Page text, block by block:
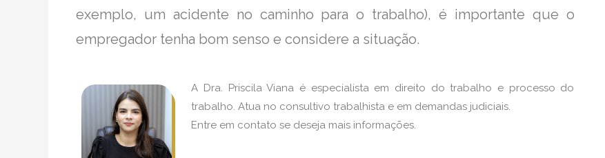
exemplo, um acidente no caminho para o trabalho), é importante que o
empregador tenha bom senso e considere a situação.
A Dra. Priscila Viana é especialista em direito do trabalho e processo do
trabalho. Atua no consultivo trabalhista e em demandas judiciais.
Entre em contato se deseja mais informações.